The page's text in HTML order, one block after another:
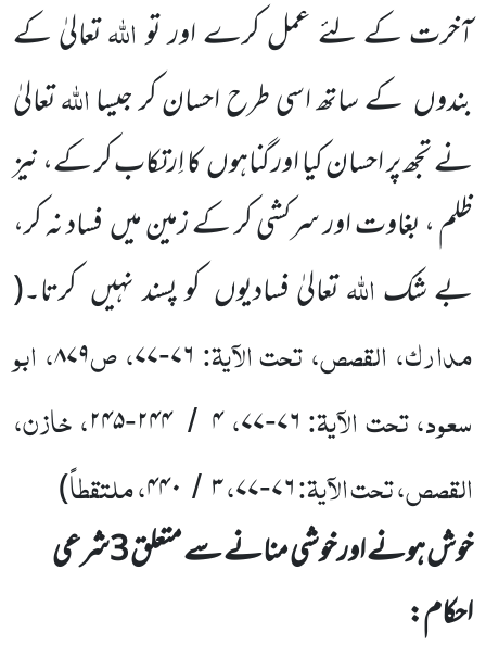
آخرت کے لئے عمل کرے اور تواللہتعالیٰ کے
بندوں کے ساتھ اسی طرح احسان کر جیسااللہتعالیٰ
نے تجھ پر احسان کیا اور گناہوںکا اِرتکاب کر کے، نیز
ظلم ، بغاوت اور سرکشی کر کے زمین میںفساد نہ کر،
بے شکاللہتعالیٰ فسادیوں کو پسند نہیں کرتا۔(
مدارک، القصص، تحت الآیۃ: ۷۶-۷۷، ص۸۷۹، ابو
سعود، تحت الآیۃ:۷۶-۷۷،۴ /۲۴۴-۲۴۵، خازن،
القصص، تحت الآیۃ:۷۶-۷۷،۳ / ۴۴۰، ملتقطاً)
خوش ہونے اور خوشی منانے سے متعلق3شرعی
احکام: